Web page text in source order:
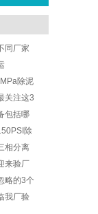
同厂家
除泥
关注这3
包括哪
除
相分离
来验厂
略的3个
我厂验